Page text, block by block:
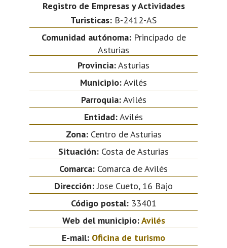
Registro de Empresas y Actividades
Turisticas: B-2412-AS
Comunidad autónoma:Principado de
Asturias
Provincia:Asturias
Municipio:Avilés
Parroquia:Avilés
Entidad:Avilés
Zona:Centro de Asturias
Situación: Costa de Asturias
Comarca: Comarca de Avilés
Dirección:Jose Cueto, 16 Bajo
Código postal:33401
Web del municipio:Avilés
E-mail: Oficina de turismo